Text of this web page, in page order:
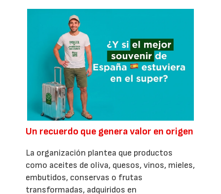
Un recuerdo que genera valor en origen
La organización plantea que productos
como aceites de oliva, quesos, vinos, mieles,
embutidos, conservas o frutas
transformadas, adquiridos en